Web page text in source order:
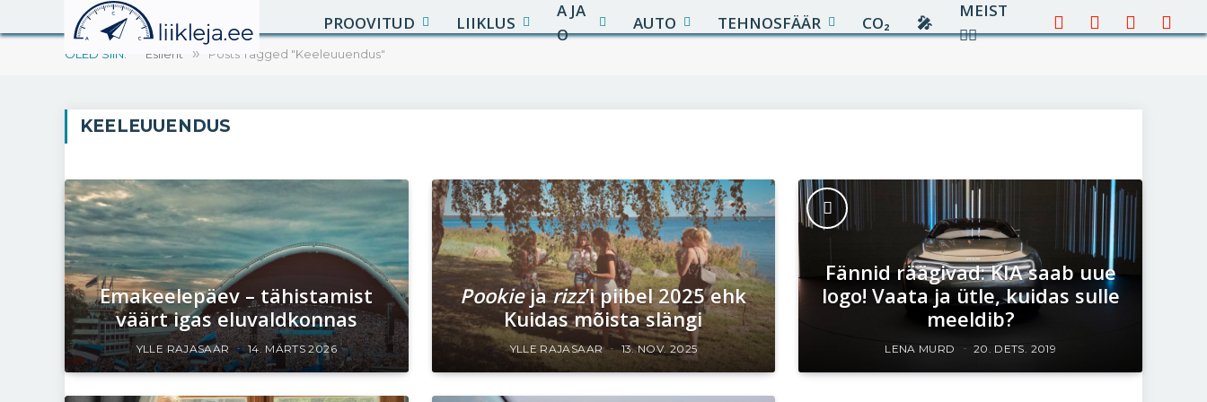
PROOVITUD LIIKLUS
A JA
O
AUTO TEHNOSFÄÄR CO₂ 🎤︎︎
MEIST
✍🏻
Facebook
X
Instagram
OLED SIIN: Esileht » Posts Tagged "Keeleuuendus"
KEELEUUENDUS
Emakeelepäev – tähistamist
väärt igas eluvaldkonnas
YLLE RAJASAAR 14. MÄRTS 2026
Pookiejarizz’i piibel 2025 ehk
Kuidas mõista slängi
YLLE RAJASAAR 13. NOV. 2025
Fännid räägivad: KIA saab uue
logo! Vaata ja ütle, kuidas sulle
meeldib?
LENA MURD 20. DETS. 2019